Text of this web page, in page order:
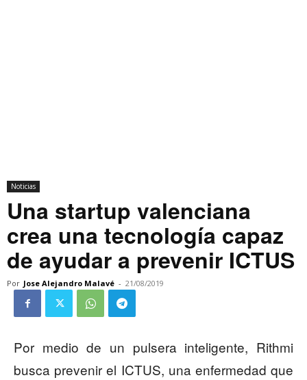
Noticias
Una startup valenciana
crea una tecnología capaz
de ayudar a prevenir ICTUS
Por Jose Alejandro Malavé - 21/08/2019
Por medio de un pulsera inteligente, Rithmi
busca prevenir el ICTUS, una enfermedad que